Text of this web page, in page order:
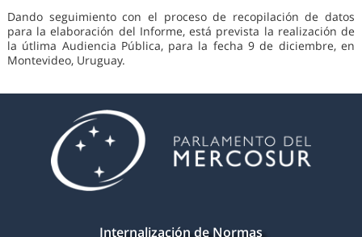
Dando seguimiento con el proceso de recopilación de datos
para la elaboración del Informe, está prevista la realización de
la útlima Audiencia Pública, para la fecha 9 de diciembre, en
Montevideo, Uruguay.
Internalización de Normas